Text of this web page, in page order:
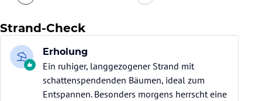
Strand-Check
Erholung
Ein ruhiger, langgezogener Strand mit
schattenspendenden Bäumen, ideal zum
Entspannen. Besonders morgens herrscht eine